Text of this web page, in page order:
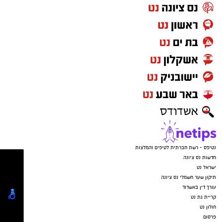
⇐וואטסאפ נס ציונה נט - קליק אחד ואתם
איפה יש בנס ציונה מצלמות חניה
הכסף שנעלם בשקט: כך דמי הניהול שוחקים
לפנסיונרים אלפי שקלים
הכשרת צוותי ההוראה
לצורך יישום התוכנית בבתי הספר החל כבר מהלך
מורים את הכשרתם בתחום, ובמהלך החודשים
ספטמבר ואוקטובר מתוכננת הצטרפותם של
כ-2,050 מורים נוספים לתהליך הלמידה. ההכשרה
נועדה לספק למורים את התשתית המקצועית
הנדרשת על מנת להעביר את תכני התקציב
וההשקעות בצורה נגישה ומעשית, המותאמת
לאתגרים הכלכליים של דור העתיד.
⇐וואטסאפ נס ציונה נט - קליק אחד ואתם
נטיפס - רשת חברתית לטיפים והמלצות
חדשות נס ציונה
ישראל נט
תיקון שער חשמלי נס ציונה
עורך דין באשדוד
קריית גת נט
חולון נט
פרסום